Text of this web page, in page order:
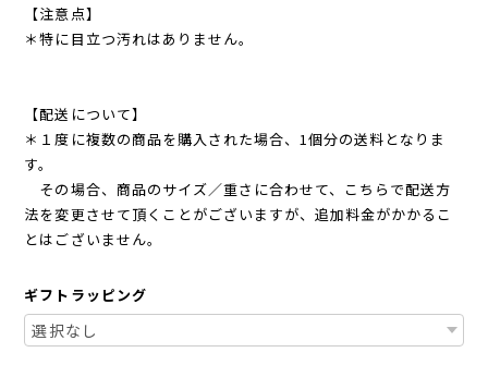
【注意点】
＊特に目立つ汚れはありません。
【配送について】
＊１度に複数の商品を購入された場合、1個分の送料となりま
す。
その場合、商品のサイズ／重さに合わせて、こちらで配送方
法を変更させて頂くことがございますが、追加料金がかかるこ
とはございません。
ギフトラッピング